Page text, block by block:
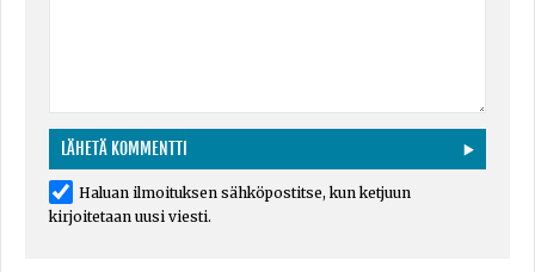
Haluan ilmoituksen sähköpostitse, kun ketjuun
kirjoitetaan uusi viesti.